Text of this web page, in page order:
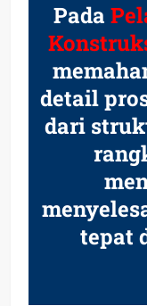
Pada
detail
dari
tepat